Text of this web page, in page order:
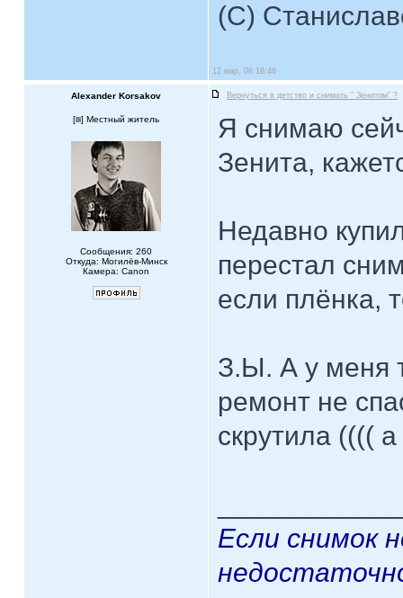
(С)
12 мар, 08 18:46
Alexander Korsakov Вернуться в детство и снимать " Зенитом" ?
[ ] Местный житель
Сообщения: 260
Откуда: Могилёв-Минск
Камера: Canon
Я снимаю
Зенита,
Недавно
перестал
если плёнка,
З.Ы. А у меня
ремонт не
скрутила ((((
Если снимок